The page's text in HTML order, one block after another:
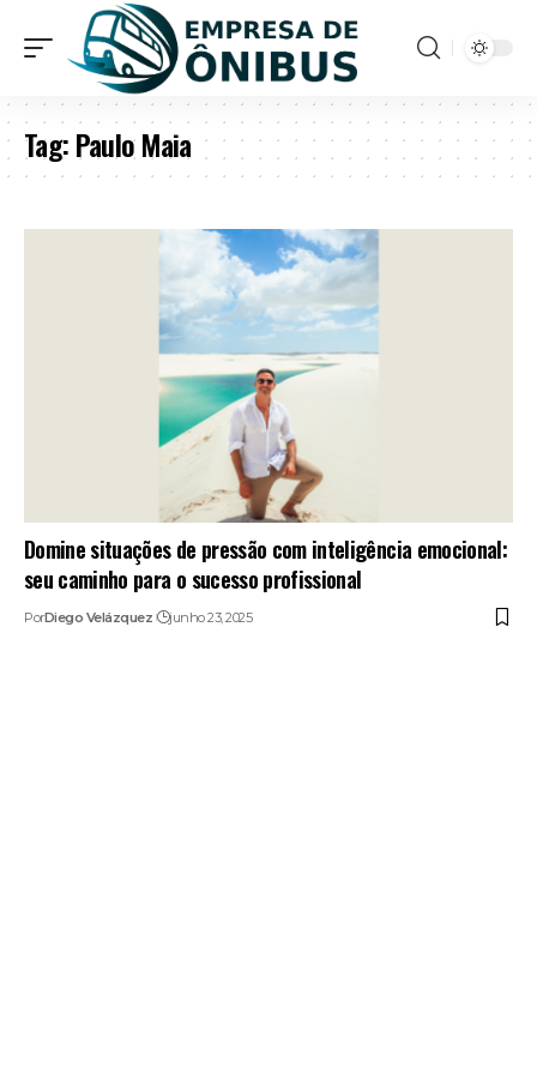
Tag:Paulo Maia
Domine situações de pressão com inteligência emocional:
seu caminho para o sucesso profissional
PorDiego Velázquez junho 23, 2025